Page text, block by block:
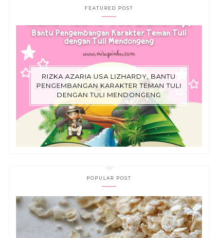
FEATURED POST
RIZKA AZARIA USA LIZHARDY, BANTU
PENGEMBANGAN KARAKTER TEMAN TULI
DENGAN TULI MENDONGENG
POPULAR POST